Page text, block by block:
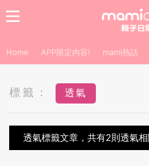
Home APP限定內容! mami熱話
標籤： 透氣
透氣標籤文章，共有2則透氣